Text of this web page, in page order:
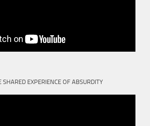
SHARED EXPERIENCE OF ABSURDITY